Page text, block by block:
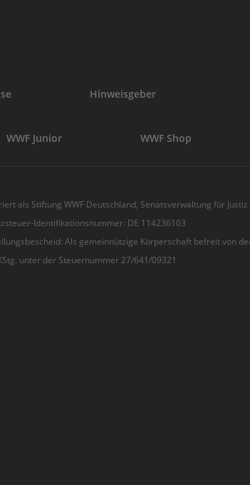
Hinweisgeber
WWF Junior WWF Shop
als Stiftung WWF Deutschland, Senatsverwaltung für
Identifikationsnummer: DE 114236103
Als gemeinnützige Körperschaft befreit von
unter der Steuernummer 27/641/09321